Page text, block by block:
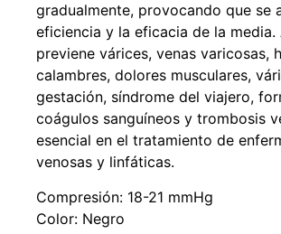
gradualmente, provocando que se
eficiencia y la eficacia de la media.
previene várices, venas varicosas,
calambres, dolores musculares,
gestación, síndrome del viajero,
coágulos sanguíneos y trombosis
esencial en el tratamiento de
venosas y linfáticas.
Compresión: 18-21 mmHg
Color: Negro